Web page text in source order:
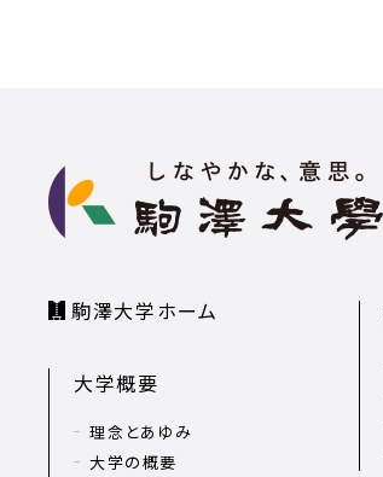
駒澤大学ホーム
大学概要
理念とあゆみ
大学の概要